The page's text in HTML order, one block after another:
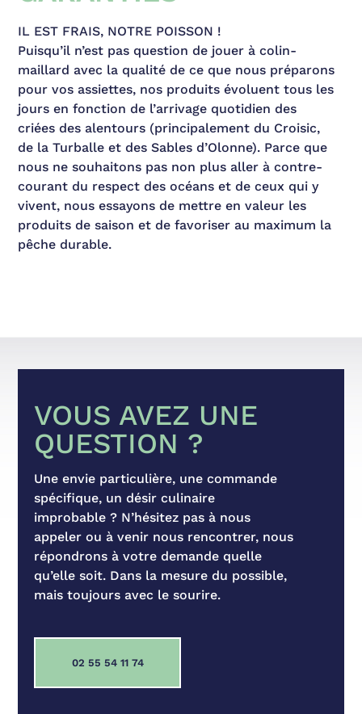
IL EST FRAIS, NOTRE POISSON !
Puisqu’il n’est pas question de jouer à colin-
maillard avec la qualité de ce que nous préparons
pour vos assiettes, nos produits évoluent tous les
jours en fonction de l’arrivage quotidien des
criées des alentours (principalement du Croisic,
de la Turballe et des Sables d’Olonne). Parce que
nous ne souhaitons pas non plus aller à contre-
courant du respect des océans et de ceux qui y
vivent, nous essayons de mettre en valeur les
produits de saison et de favoriser au maximum la
pêche durable.
VOUS AVEZ UNE
QUESTION ?
Une envie particulière, une commande
spécifique, un désir culinaire
improbable ? N’hésitez pas à nous
appeler ou à venir nous rencontrer, nous
répondrons à votre demande quelle
qu’elle soit. Dans la mesure du possible,
mais toujours avec le sourire.
02 55 54 11 74